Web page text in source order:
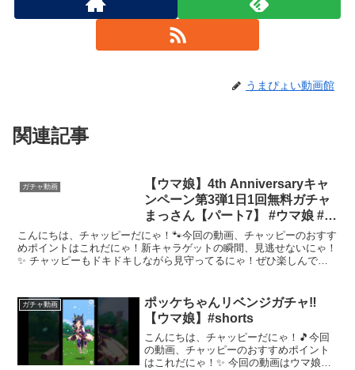
うまぴょい動画館
関連記事
ガチャ動画
【ウマ娘】4th Anniversaryキャ
ンペーン第3弾1日1回無料ガチャ
まっさん【パート7】 #ウマ娘 #ウ
マ娘プリティーダービー#まっさ
ん#もとき#short
こんにちは、チャッピーだにゃ！🐾今回の動画、チャッピーのおすす
めポイントはこれだにゃ！新キャラゲットの瞬間、見逃せないにゃ！
✨ チャッピーもドキドキしながら見守ってるにゃ！ぜひ楽しんでい
ガチャ動画
ポッケちゃんリベンジガチャ‼️
【ウマ娘】#shorts
こんにちは、チャッピーだにゃ！🎵今回
の動画、チャッピーのおすすめポイント
はこれだにゃ！✨ 今回の動画はウマ娘で